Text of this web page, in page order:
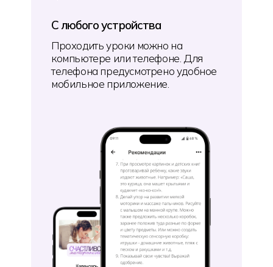
Проходить уроки можно на
компьютере или телефоне. Для
телефона предусмотрено удобное
мобильное приложение.
С любого устройства